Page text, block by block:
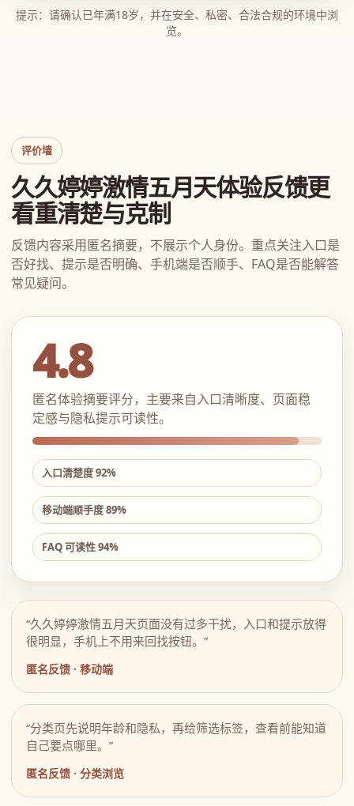
提示：请确认已年满18岁，并在安全、私密、合法合规的环境中浏
览。
评价墙
久久婷婷激情五月天体验反馈更
看重清楚与克制
反馈内容采用匿名摘要，不展示个人身份。重点关注入口是
否好找、提示是否明确、手机端是否顺手、FAQ是否能解答
常见疑问。
4.8
匿名体验摘要评分，主要来自入口清晰度、页面稳
定感与隐私提示可读性。
入口清楚度 92%
移动端顺手度 89%
FAQ 可读性 94%
“久久婷婷激情五月天页面没有过多干扰，入口和提示放得
很明显，手机上不用来回找按钮。”
匿名反馈 · 移动端
“分类页先说明年龄和隐私，再给筛选标签，查看前能知道
自己要点哪里。”
匿名反馈 · 分类浏览